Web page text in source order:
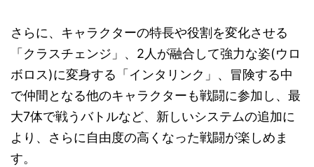
さらに、キャラクターの特長や役割を変化させる
「クラスチェンジ」、2人が融合して強力な姿(ウロ
ボロス)に変身する「インタリンク」、冒険する中
で仲間となる他のキャラクターも戦闘に参加し、最
大7体で戦うバトルなど、新しいシステムの追加に
より、さらに自由度の高くなった戦闘が楽しめま
す。